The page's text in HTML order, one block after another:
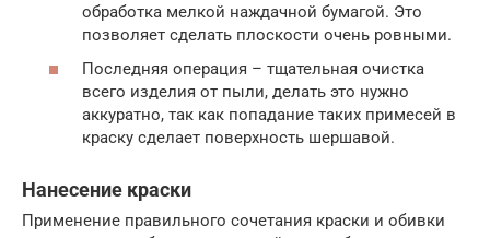
обработка мелкой наждачной бумагой. Это
позволяет сделать плоскости очень ровными.
Последняя операция – тщательная очистка
всего изделия от пыли, делать это нужно
аккуратно, так как попадание таких примесей в
краску сделает поверхность шершавой.
Нанесение краски
Применение правильного сочетания краски и обивки